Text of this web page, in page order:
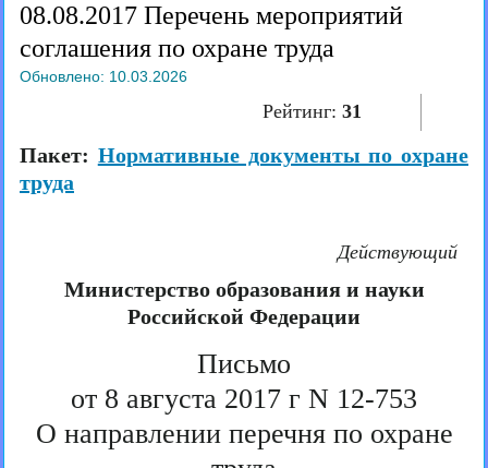
08.08.2017 Перечень мероприятий
соглашения по охране труда
Обновлено: 10.03.2026
Рейтинг: 31
Пакет: Нормативные документы по охране
труда
Действующий
Министерство образования и науки
Российской Федерации
Письмо
от 8 августа 2017 г N 12-753
О направлении перечня по охране